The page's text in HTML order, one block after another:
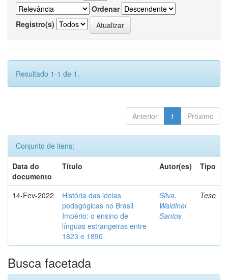
Ordenar
Registro(s)
Resultado 1-1 de 1.
Anterior 1 Próximo
Conjunto de itens:
Data do
documento
Título Autor(es) Tipo
14-Fev-2022
História das ideias
pedagógicas no Brasil
Império: o ensino de
línguas estrangeiras entre
1823 e 1890
Silva,
Waldinei
Santos
Tese
Busca facetada